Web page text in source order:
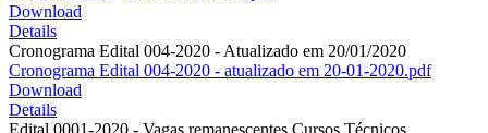
Download
Details
Cronograma Edital 004-2020 - Atualizado em 20/01/2020
Cronograma Edital 004-2020 - atualizado em 20-01-2020.pdf
Download
Details
Edital 0001-2020 - Vagas remanescentes Cursos Técnicos